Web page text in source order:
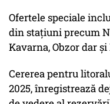
Ofertele speciale
din stațiuni precum
Kavarna, Obzor dar și
Cererea pentru
2025, înregistrează